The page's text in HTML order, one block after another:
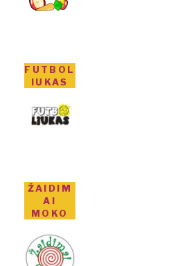
FUTBOL
IUKAS
ŽAIDIM
AI
MOKO